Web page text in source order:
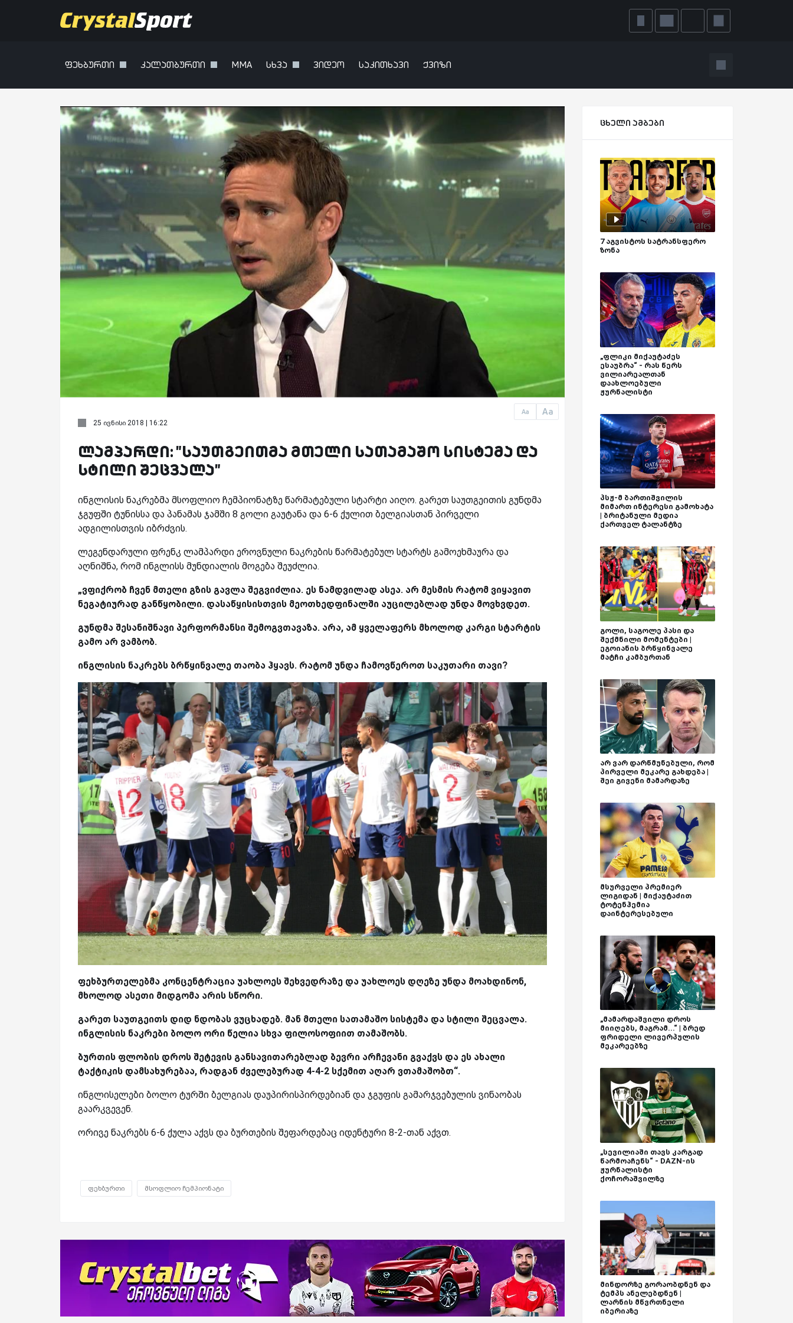
ფეხბურთი კალათბურთი MMA სხვა ვიდეო საკითხავი ქვიზი
Aa Aa
25 ივნისი 2018 | 16:22
ლამპარდი: "საუთგეითმა მთელი სათამაშო სისტემა და
სტილი შეცვალა"
ინგლისის ნაკრებმა მსოფლიო ჩემპიონატზე წარმატებული სტარტი აიღო. გარეთ საუთგეითის გუნდმა
ჯგუფში ტუნისსა და პანამას ჯამში 8 გოლი გაუტანა და 6-6 ქულით ბელგიასთან პირველი
ადგილისთვის იბრძვის.
ლეგენდარული ფრენკ ლამპარდი ეროვნული ნაკრების წარმატებულ სტარტს გამოეხმაურა და
აღნიშნა, რომ ინგლისს მუნდიალის მოგება შეუძლია.
„ვფიქრობ ჩვენ მთელი გზის გავლა შეგვიძლია. ეს ნამდვილად ასეა. არ მესმის რატომ ვიყავით
ნეგატიურად განწყობილი. დასაწყისისთვის მეოთხედფინალში აუცილებლად უნდა მოვხვდეთ.
გუნდმა შესანიშნავი პერფორმანსი შემოგვთავაზა. არა, ამ ყველაფერს მხოლოდ კარგი სტარტის
გამო არ ვამბობ.
ინგლისის ნაკრებს ბრწყინვალე თაობა ჰყავს. რატომ უნდა ჩამოვწეროთ საკუთარი თავი?
ფეხბურთელებმა კონცენტრაცია უახლოეს შეხვედრაზე და უახლოეს დღეზე უნდა მოახდინონ,
მხოლოდ ასეთი მიდგომა არის სწორი.
გარეთ საუთგეითს დიდ ნდობას ვუცხადებ. მან მთელი სათამაშო სისტემა და სტილი შეცვალა.
ინგლისის ნაკრები ბოლო ორი წელია სხვა ფილოსოფიით თამაშობს.
ბურთის ფლობის დროს შეტევის განსავითარებლად ბევრი არჩევანი გვაქვს და ეს ახალი
ტაქტიკის დამსახურებაა, რადგან ძველებურად 4-4-2 სქემით აღარ ვთამაშობთ“.
ინგლისელები ბოლო ტურში ბელგიას დაუპირისპირდებიან და ჯგუფის გამარჯვებულის ვინაობას
გაარკვევენ.
ორივე ნაკრებს 6-6 ქულა აქვს და ბურთების შეფარდებაც იდენტური 8-2-თან აქვთ.
ფეხბურთი მსოფლიო ჩემპიონატი
ცხელი ამბები
7 აგვისტოს სატრანსფერო
ზონა
„ფლიკი მიქაუტაძეს
ესაუბრა“ - რას წერს
ვილიარეალთან
დაახლოებული
ჟურნალისტი
პსჟ-მ ბართიშვილის
მიმართ ინტერესი გამოხატა
| ბრიტანული მედია
ქართველ ტალანტზე
გოლი, საგოლე პასი და
შექმნილი მომენტები |
ეგოიანის ბრწყინვალე
მატჩი კამბურთან
არ ვარ დარწმუნებული, რომ
პირველი მეკარე გახდება |
შეი გივენი მამარდაზე
მსურველი პრემიერ
ლიგიდან | მიქაუტაძით
ტოტენჰემია
დაინტერესებული
„მამარდაშვილი დროს
მიიღებს, მაგრამ...“ | ბრედ
ფრიდელი ლივერპულის
მეკარეებზე
„სევილიაში თავს კარგად
წარმოაჩენს“ - DAZN-ის
ჟურნალისტი
ქოჩორაშვილზე
მინდორზე გორაობდნენ და
ტემპს ანელებდნენ |
ლარნის მწვრთნელი
იბერიაზე